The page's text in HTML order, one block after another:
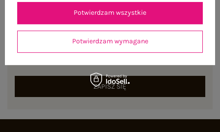
NEWSLETTER
Zapisz się do naszego newslettera i otrzymaj 15% zniżki na
pierwsze zamówienie
ZAPISZ SIĘ
Potwierdzam wymagane
Potwierdzam wszystkie